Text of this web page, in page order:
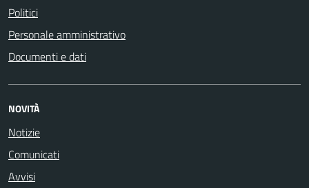
Politici
Personale amministrativo
Documenti e dati
NOVITÀ
Notizie
Comunicati
Avvisi